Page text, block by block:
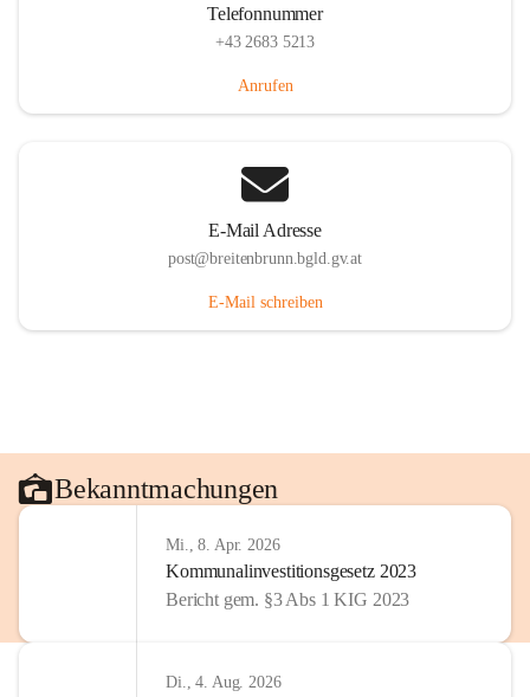
Telefonnummer
+43 2683 5213
Anrufen
E-Mail Adresse
post@breitenbrunn.bgld.gv.at
E-Mail schreiben
Bekanntmachungen
Mi., 8. Apr. 2026
Kommunalinvestitionsgesetz 2023
Bericht gem. §3 Abs 1 KIG 2023
Di., 4. Aug. 2026